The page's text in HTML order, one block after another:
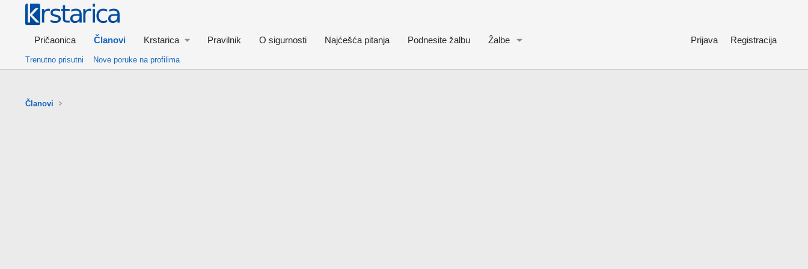
Pričaonica Članovi Krstarica Pravilnik O sigurnosti Najćešća pitanja Podnesite žalbu Žalbe Prijava Registracija
Trenutno prisutni Nove poruke na profilima
Članovi